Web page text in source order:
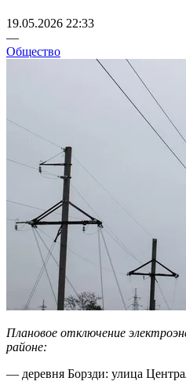
19.05.2026 22:33
—
Общество
Плановое отключение
районе:
— деревня Борзди: улица